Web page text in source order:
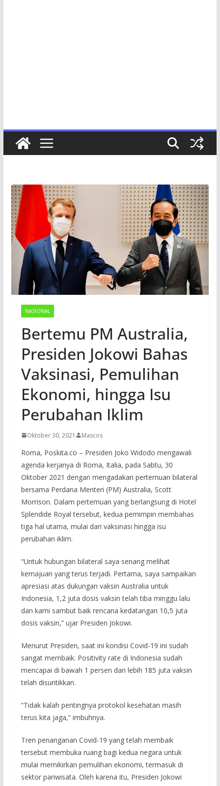
NASIONAL
Bertemu PM Australia,
Presiden Jokowi Bahas
Vaksinasi, Pemulihan
Ekonomi, hingga Isu
Perubahan Iklim
Oktober 30, 2021 Mascos
Roma, Poskita.co – Presiden Joko Widodo mengawali
agenda kerjanya di Roma, Italia, pada Sabtu, 30
Oktober 2021 dengan mengadakan pertemuan bilateral
bersama Perdana Menteri (PM) Australia, Scott
Morrison. Dalam pertemuan yang berlangsung di Hotel
Splendide Royal tersebut, kedua pemimpin membahas
tiga hal utama, mulai dari vaksinasi hingga isu
perubahan iklim.
“Untuk hubungan bilateral saya senang melihat
kemajuan yang terus terjadi. Pertama, saya sampaikan
apresiasi atas dukungan vaksin Australia untuk
Indonesia, 1,2 juta dosis vaksin telah tiba minggu lalu
dan kami sambut baik rencana kedatangan 10,5 juta
dosis vaksin,” ujar Presiden Jokowi.
Menurut Presiden, saat ini kondisi Covid-19 ini sudah
sangat membaik. Positivity rate di Indonesia sudah
mencapai di bawah 1 persen dan lebih 185 juta vaksin
telah disuntikkan.
“Tidak kalah pentingnya protokol kesehatan masih
terus kita jaga,” imbuhnya.
Tren penanganan Covid-19 yang telah membaik
tersebut membuka ruang bagi kedua negara untuk
mulai memikirkan pemulihan ekonomi, termasuk di
sektor pariwisata. Oleh karena itu, Presiden Jokowi